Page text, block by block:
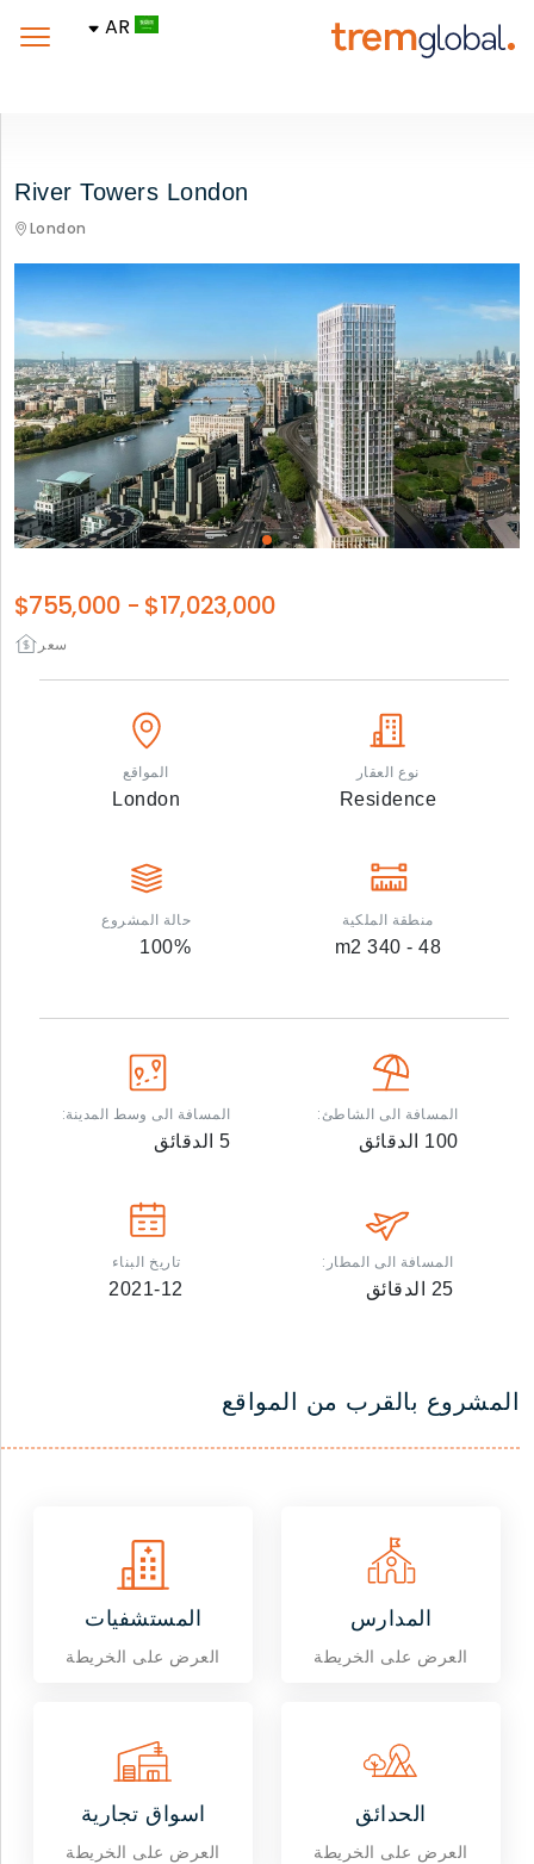
AR
River Towers London
London
سعر
$755,000 - $17,023,000
نوع العقار
Residence
المواقع
London
منطقة الملكية
48 - 340
m2
حالة المشروع
100%
المسافة الى الشاطئ:
100
الدقائق
المسافة الى وسط المدينة:
5 الدقائق
المسافة الى المطار:
25
الدقائق
تاريخ البناء
2021-12
المشروع بالقرب من المواقع
المستشفيات
العرض على الخريطة
المدارس
العرض على الخريطة
اسواق تجارية
العرض على الخريطة
الحدائق
العرض على الخريطة